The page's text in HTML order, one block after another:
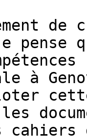
de
pense
à
cahiers